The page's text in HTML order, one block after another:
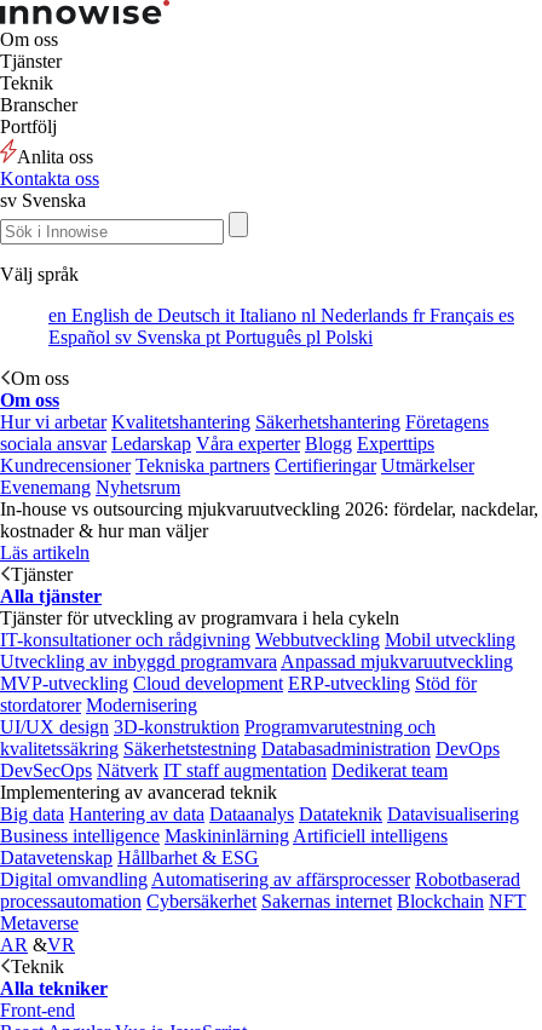
Om oss
Tjänster
Teknik
Branscher
Portfölj
Anlita oss
Kontakta oss
sv Svenska
Välj språk
en English de Deutsch it Italiano nl Nederlands frFrançais es
Español sv Svenska pt Português pl Polski
Om oss
Om oss
Hur vi arbetar Kvalitetshantering Säkerhetshantering Företagens
sociala ansvar Ledarskap Våra experter Blogg Experttips
Kundrecensioner Tekniska partners Certifieringar Utmärkelser
Evenemang Nyhetsrum
In-house vs outsourcing mjukvaruutveckling 2026: fördelar, nackdelar,
kostnader & hur man väljer
Läs artikeln
Tjänster
Alla tjänster
Tjänster för utveckling av programvara i hela cykeln
IT-konsultationer och rådgivning Webbutveckling Mobil utveckling
Utveckling av inbyggd programvara Anpassad mjukvaruutveckling
MVP-utveckling Cloud development ERP-utveckling Stöd för
stordatorer Modernisering
UI/UX design 3D-konstruktion Programvarutestning och
kvalitetssäkring Säkerhetstestning Databasadministration DevOps
DevSecOps Nätverk IT staff augmentation Dedikerat team
Implementering av avancerad teknik
Big data Hantering av data Dataanalys Datateknik Datavisualisering
Business intelligence Maskininlärning Artificiell intelligens
Datavetenskap Hållbarhet & ESG
Digital omvandling Automatisering av affärsprocesser Robotbaserad
processautomation Cybersäkerhet Sakernas internet Blockchain NFT
Metaverse
AR &VR
Teknik
Alla tekniker
Front-end